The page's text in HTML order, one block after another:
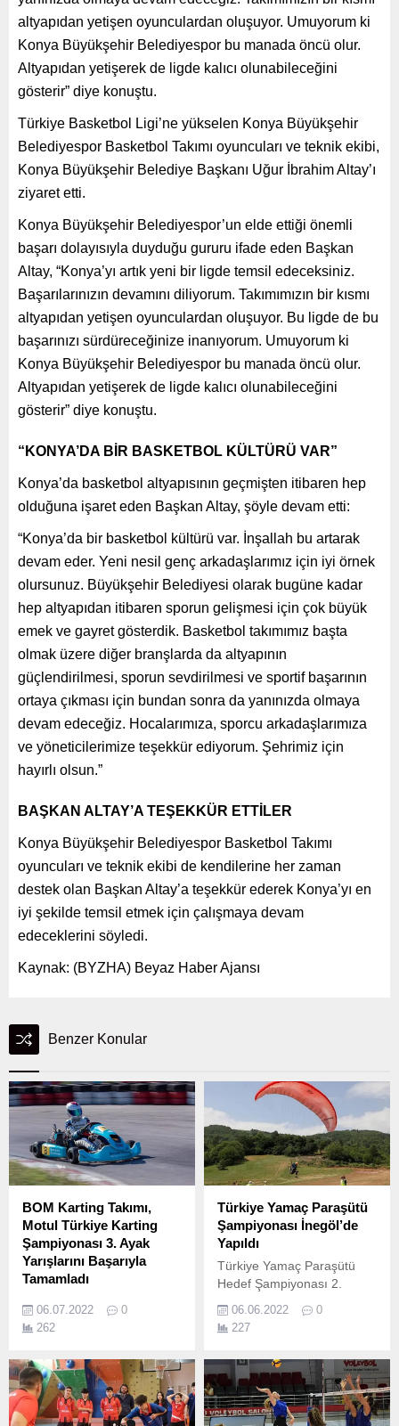
altyapıdan yetişen oyunculardan oluşuyor. Umuyorum ki
Konya Büyükşehir Belediyespor bu manada öncü olur.
Altyapıdan yetişerek de ligde kalıcı olunabileceğini
gösterir” diye konuştu.
Türkiye Basketbol Ligi’ne yükselen Konya Büyükşehir
Belediyespor Basketbol Takımı oyuncuları ve teknik ekibi,
Konya Büyükşehir Belediye Başkanı Uğur İbrahim Altay’ı
ziyaret etti.
Konya Büyükşehir Belediyespor’un elde ettiği önemli
başarı dolayısıyla duyduğu gururu ifade eden Başkan
Altay, “Konya’yı artık yeni bir ligde temsil edeceksiniz.
Başarılarınızın devamını diliyorum. Takımımızın bir kısmı
altyapıdan yetişen oyunculardan oluşuyor. Bu ligde de bu
başarınızı sürdüreceğinize inanıyorum. Umuyorum ki
Konya Büyükşehir Belediyespor bu manada öncü olur.
Altyapıdan yetişerek de ligde kalıcı olunabileceğini
gösterir” diye konuştu.
“KONYA’DA BİR BASKETBOL KÜLTÜRÜ VAR”
Konya’da basketbol altyapısının geçmişten itibaren hep
olduğuna işaret eden Başkan Altay, şöyle devam etti:
“Konya’da bir basketbol kültürü var. İnşallah bu artarak
devam eder. Yeni nesil genç arkadaşlarımız için iyi örnek
olursunuz. Büyükşehir Belediyesi olarak bugüne kadar
hep altyapıdan itibaren sporun gelişmesi için çok büyük
emek ve gayret gösterdik. Basketbol takımımız başta
olmak üzere diğer branşlarda da altyapının
güçlendirilmesi, sporun sevdirilmesi ve sportif başarının
ortaya çıkması için bundan sonra da yanınızda olmaya
devam edeceğiz. Hocalarımıza, sporcu arkadaşlarımıza
ve yöneticilerimize teşekkür ediyorum. Şehrimiz için
hayırlı olsun.”
BAŞKAN ALTAY’A TEŞEKKÜR ETTİLER
Konya Büyükşehir Belediyespor Basketbol Takımı
oyuncuları ve teknik ekibi de kendilerine her zaman
destek olan Başkan Altay’a teşekkür ederek Konya’yı en
iyi şekilde temsil etmek için çalışmaya devam
edeceklerini söyledi.
Kaynak: (BYZHA) Beyaz Haber Ajansı
Benzer Konular
BOM Karting Takımı,
Motul Türkiye Karting
Şampiyonası 3. Ayak
Yarışlarını Başarıyla
Tamamladı
Motorsport'un genç
sporcuları motor sporlarının
amacıyla başlattığı karting
projesi kapsamında kurulan
BOM Karting Takımı, Motul
06.07.2022
0
262
Türkiye Yamaç Paraşütü
Şampiyonası İnegöl’de
Yapıldı
Türkiye Yamaç Paraşütü
Hedef Şampiyonası 2.
06.06.2022
0
227